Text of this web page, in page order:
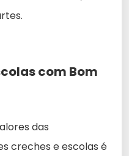
com Bom
das
creches e escolas é